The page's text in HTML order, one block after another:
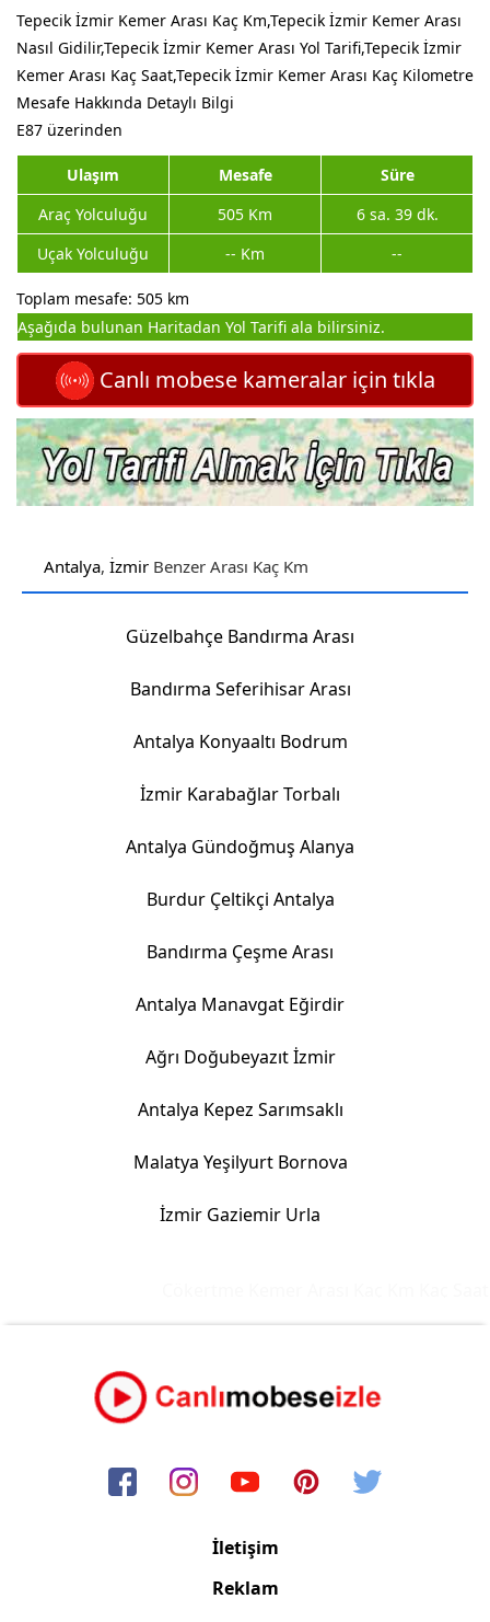
Tepecik İzmir Kemer Arası Kaç Km,Tepecik İzmir Kemer Arası
Nasıl Gidilir,Tepecik İzmir Kemer Arası Yol Tarifi,Tepecik İzmir
Kemer Arası Kaç Saat,Tepecik İzmir Kemer Arası Kaç Kilometre
Mesafe Hakkında Detaylı Bilgi
E87 üzerinden
Ulaşım Mesafe
Süre
Araç Yolculuğu
505 Km
6 sa. 39 dk.
Uçak Yolculuğu
-- Km --
Toplam mesafe: 505 km
Aşağıda bulunan Haritadan Yol Tarifi ala bilirsiniz.
Canlı mobese kameralar için tıkla
Antalya, İzmir Benzer Arası Kaç Km
Güzelbahçe Bandırma Arası
Bandırma Seferihisar Arası
Antalya Konyaaltı Bodrum
İzmir Karabağlar Torbalı
Antalya Gündoğmuş Alanya
Burdur Çeltikçi Antalya
Bandırma Çeşme Arası
Antalya Manavgat Eğirdir
Ağrı Doğubeyazıt İzmir
Antalya Kepez Sarımsaklı
Malatya Yeşilyurt Bornova
İzmir Gaziemir Urla
İletişim
Reklam